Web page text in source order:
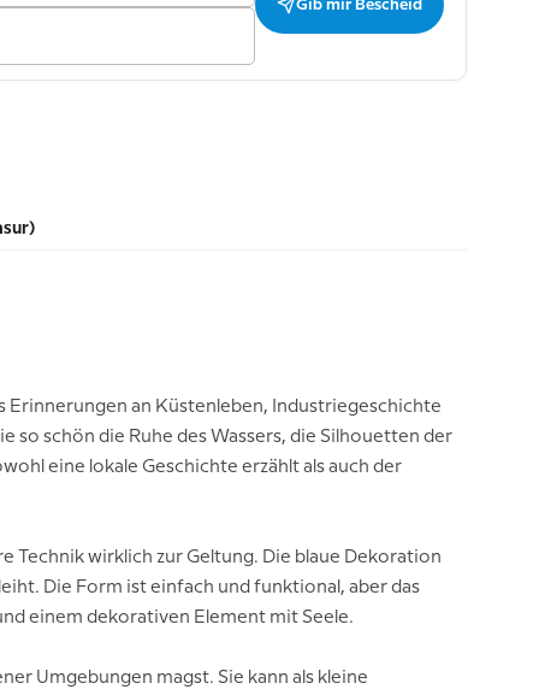
Gib mir Bescheid
Erinnerungen an Küstenleben, Industriegeschichte
so schön die Ruhe des Wassers, die Silhouetten der
eine lokale Geschichte erzählt als auch der
Technik wirklich zur Geltung. Die blaue Dekoration
Die Form ist einfach und funktional, aber das
einem dekorativen Element mit Seele.
Umgebungen magst. Sie kann als kleine